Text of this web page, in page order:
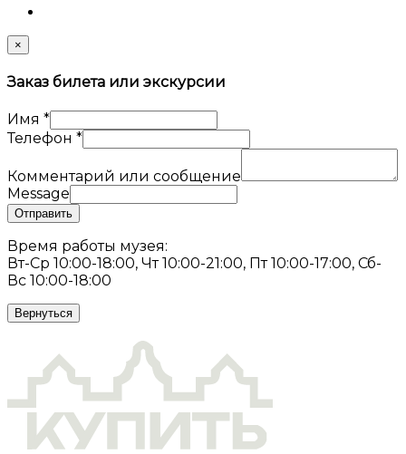
×
Заказ билета или экскурсии
Имя *
Телефон *
Комментарий или сообщение
Message
Отправить
Время работы музея:
Вт-Ср 10:00-18:00, Чт 10:00-21:00, Пт 10:00-17:00, Сб-
Вс 10:00-18:00
Вернуться